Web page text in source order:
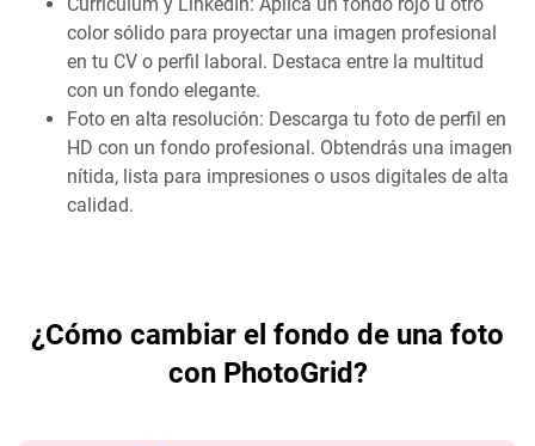
color sólido para proyectar una imagen profesional
en tu CV o perfil laboral. Destaca entre la multitud
con un fondo elegante.
Foto en alta resolución: Descarga tu foto de perfil en
HD con un fondo profesional. Obtendrás una imagen
nítida, lista para impresiones o usos digitales de alta
calidad.
¿Cómo cambiar el fondo de una foto
con PhotoGrid?